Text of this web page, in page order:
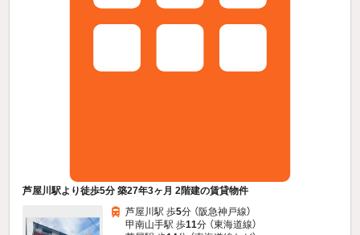
芦屋川駅より徒歩5分 築27年3ヶ月 2階建の賃貸物件
芦屋川駅 歩5分 （阪急神戸線）
甲南山手駅 歩11分 （東海道線）